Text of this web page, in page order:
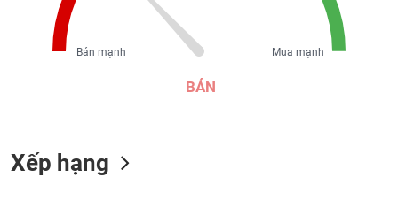
BÁN
Mua mạnh
Bán mạnh
Xếp hạng
TIÊU
DÙNG
THIẾT
CHĂM